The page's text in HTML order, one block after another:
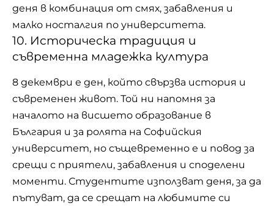
деня в комбинация от смях, забавления и
малко носталгия по университета.
10. Историческа традиция и
съвременна младежка култура
8 декември е ден, който свързва история и
съвременен живот. Той ни напомня за
началото на висшето образование в
България и за ролята на Софийския
университет, но същевременно е и повод за
срещи с приятели, забавления и споделени
моменти. Студентите използват деня, за да
пътуват, да се срещат на любимите си